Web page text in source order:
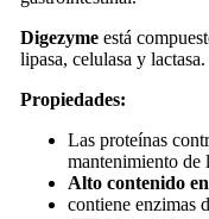
Digezymeestá
lipasa, celulasa y lactasa.
Propiedades:
Las proteínas
mantenimiento de
Alto contenido
contiene enzimas